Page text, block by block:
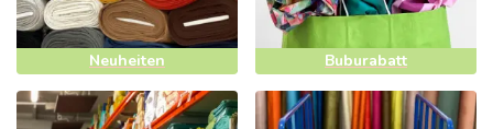
Neuheiten Buburabatt